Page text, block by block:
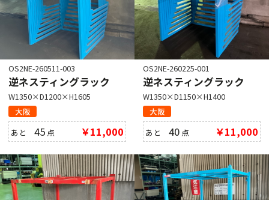
OS2NE-260511-003
逆ネスティングラック
W1350×D1200×H1605
大阪
あと45 点 ￥11,000
OS2NE-260225-001
逆ネスティングラック
W1350×D1150×H1400
大阪
あと40 点 ￥11,000